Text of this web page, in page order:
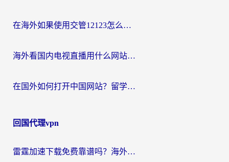
在海外如果使用交管12123怎么处理？留学生亲测有效的回国加速方案
海外看国内电视直播用什么网站比较好？一篇解决你所有追剧难题的实用指南
在国外如何打开中国网站？留学生与海外华人的无缝访问指南
回国代理vpn
雷霆加速下载免费靠谱吗？海外党选回国加速器的避坑指南（附热门工具对比）